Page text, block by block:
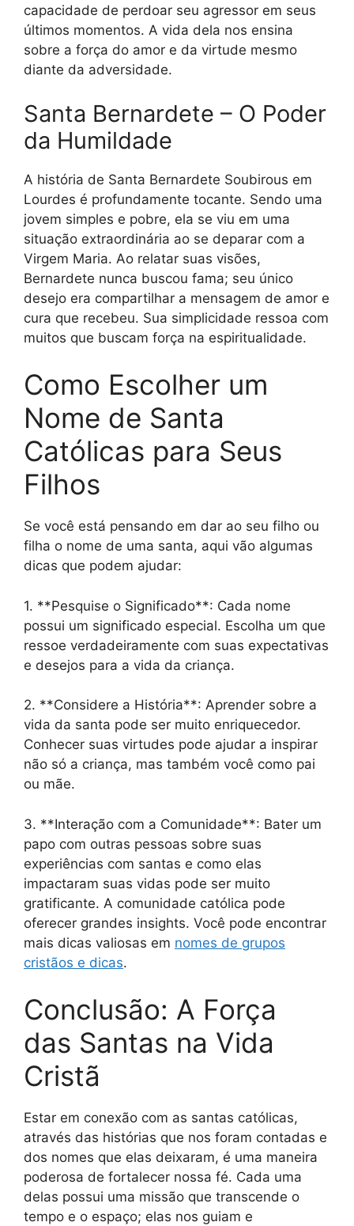
capacidade de perdoar seu agressor em seus
últimos momentos. A vida dela nos ensina
sobre a força do amor e da virtude mesmo
diante da adversidade.
Santa Bernardete – O Poder
da Humildade
A história de Santa Bernardete Soubirous em
Lourdes é profundamente tocante. Sendo uma
jovem simples e pobre, ela se viu em uma
situação extraordinária ao se deparar com a
Virgem Maria. Ao relatar suas visões,
Bernardete nunca buscou fama; seu único
desejo era compartilhar a mensagem de amor e
cura que recebeu. Sua simplicidade ressoa com
muitos que buscam força na espiritualidade.
Como Escolher um
Nome de Santa
Católicas para Seus
Filhos
Se você está pensando em dar ao seu filho ou
filha o nome de uma santa, aqui vão algumas
dicas que podem ajudar:
1. **Pesquise o Significado**: Cada nome
possui um significado especial. Escolha um que
ressoe verdadeiramente com suas expectativas
e desejos para a vida da criança.
2. **Considere a História**: Aprender sobre a
vida da santa pode ser muito enriquecedor.
Conhecer suas virtudes pode ajudar a inspirar
não só a criança, mas também você como pai
ou mãe.
3. **Interação com a Comunidade**: Bater um
papo com outras pessoas sobre suas
experiências com santas e como elas
impactaram suas vidas pode ser muito
gratificante. A comunidade católica pode
oferecer grandes insights. Você pode encontrar
mais dicas valiosas em nomes de grupos
cristãos e dicas.
Conclusão: A Força
das Santas na Vida
Cristã
Estar em conexão com as santas católicas,
através das histórias que nos foram contadas e
dos nomes que elas deixaram, é uma maneira
poderosa de fortalecer nossa fé. Cada uma
delas possui uma missão que transcende o
tempo e o espaço; elas nos guiam e